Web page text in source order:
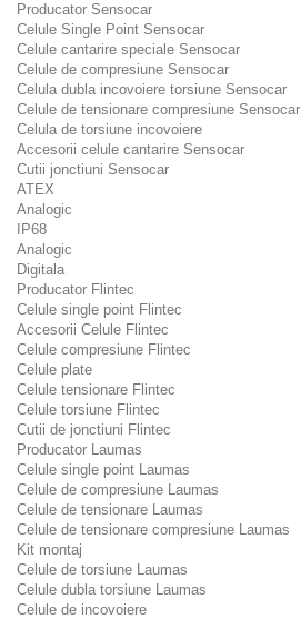
Producator Sensocar
Celule Single Point Sensocar
Celule cantarire speciale Sensocar
Celule de compresiune Sensocar
Celula dubla incovoiere torsiune Sensocar
Celule de tensionare compresiune Sensocar
Celula de torsiune incovoiere
Accesorii celule cantarire Sensocar
Cutii jonctiuni Sensocar
ATEX
Analogic
IP68
Analogic
Digitala
Producator Flintec
Celule single point Flintec
Accesorii Celule Flintec
Celule compresiune Flintec
Celule plate
Celule tensionare Flintec
Celule torsiune Flintec
Cutii de jonctiuni Flintec
Producator Laumas
Celule single point Laumas
Celule de compresiune Laumas
Celule de tensionare Laumas
Celule de tensionare compresiune Laumas
Kit montaj
Celule de torsiune Laumas
Celule dubla torsiune Laumas
Celule de incovoiere